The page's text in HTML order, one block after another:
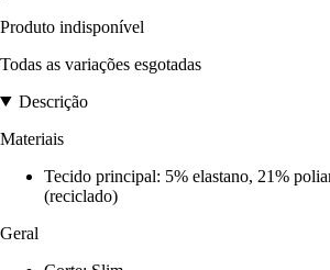
Produto indisponível
Todas as variações esgotadas
Descrição
Materiais
Tecido principal: 5% elastano, 21%
(reciclado)
Geral